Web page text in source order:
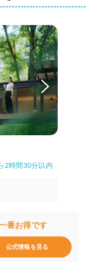
2時間30分以内
番お得です
公式情報を見る